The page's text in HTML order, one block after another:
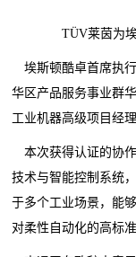
TÜV莱茵为
埃斯顿酷卓首席执
华区产品服务事业群
工业机器高级项目经
本次获得认证的协
技术与智能控制系统
于多个工业场景，能
对柔性自动化的高标准